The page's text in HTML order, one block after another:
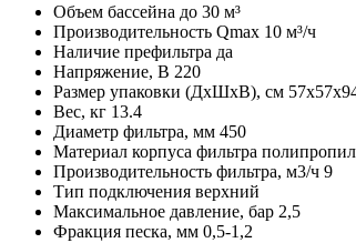
Объем бассейна до 30 м³
Производительность Qmax 10 м³/ч
Наличие префильтра да
Напряжение, В 220
Размер упаковки (ДхШхВ), см
Вес, кг 13.4
Диаметр фильтра, мм 450
Материал корпуса фильтра
Производительность фильтра, м3/ч 9
Тип подключения верхний
Максимальное давление, бар 2,5
Фракция песка, мм 0,5-1,2